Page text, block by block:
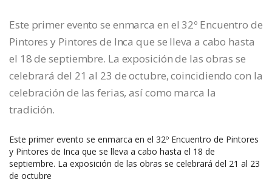
Este primer evento se enmarca en el 32º Encuentro de
Pintores y Pintores de Inca que se lleva a cabo hasta
el 18 de septiembre. La exposición de las obras se
celebrará del 21 al 23 de octubre, coincidiendo con la
celebración de las ferias, así como marca la
tradición.
Este primer evento se enmarca en el 32º Encuentro de Pintores
y Pintores de Inca que se lleva a cabo hasta el 18 de
septiembre. La exposición de las obras se celebrará del 21 al 23
de octubre